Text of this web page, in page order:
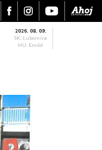
2026. 08. 09.
SK: Ľubomíra
HU: Emőd